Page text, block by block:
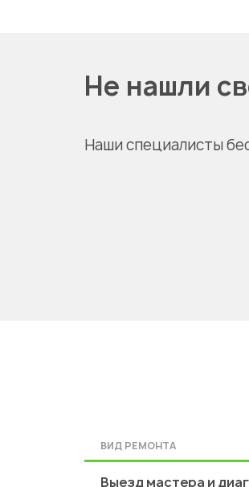
Не нашли
Наши специалисты
ВИД РЕМОНТА
Выезд мастера и